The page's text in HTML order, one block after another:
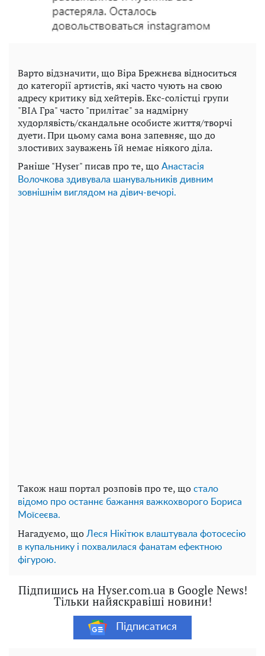
Варто відзначити, що Віра Брежнєва відноситься
до категорії артистів, які часто чують на свою
адресу критику від хейтерів. Екс-солістці групи
"ВІА Гра" часто "прилітає" за надмірну
худорлявість/скандальне особисте життя/творчі
дуети. При цьому сама вона запевняє, що до
злостивих зауважень їй немає ніякого діла.
Раніше "Hyser" писав про те, що Анастасія
Волочкова здивувала шанувальників дивним
зовнішнім виглядом на дівич-вечорі.
Також наш портал розповів про те, що стало
відомо про останнє бажання важкохворого Бориса
Моїсеєва.
Нагадуємо, що Леся Нікітюк влаштувала фотосесію
в купальнику і похвалилася фанатам ефектною
фігурою.
Підпишись на Hyser.com.ua в Google News!
Тільки найяскравіші новини!
Підписатися